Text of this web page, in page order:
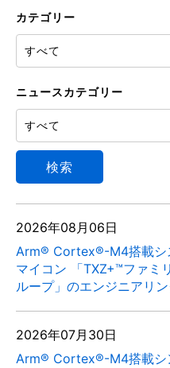
カテゴリー
ニュースカテゴリー
検索
2026年08月06日
Arm® Cortex®-M4搭載シ
マイコン 「TXZ+™ファミ
ループ」のエンジニアリ
2026年07月30日
Arm® Cortex®-M4搭載シ